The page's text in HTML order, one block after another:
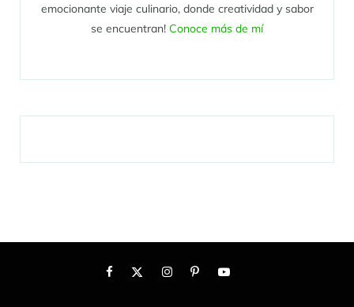
emocionante viaje culinario, donde creatividad y sabor
se encuentran! Conoce más de mí